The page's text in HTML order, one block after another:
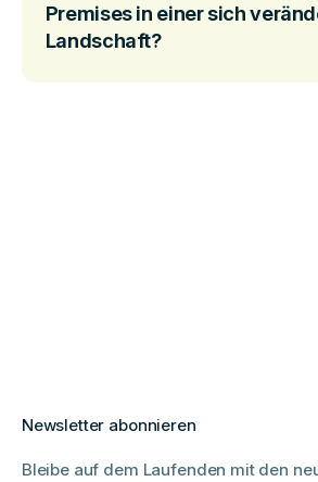
Premises in einer sich
Landschaft?
Newsletter abonnieren
Bleibe auf dem Laufenden mit den